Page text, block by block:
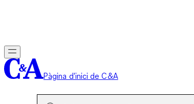
Pàgina d'inici de C&A